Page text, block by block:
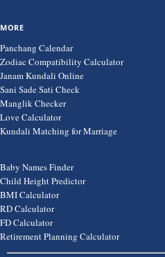
MORE
Panchang Calendar
Zodiac Compatibility Calculator
Janam Kundali Online
Sani Sade Sati Check
Manglik Checker
Love Calculator
Kundali Matching for Marriage
Baby Names Finder
Child Height Predictor
BMI Calculator
RD Calculator
FD Calculator
Retirement Planning Calculator